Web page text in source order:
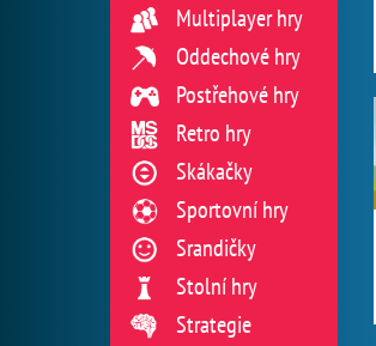
Multiplayer hry
Oddechové hry
Postřehové hry
Retro hry
Skákačky
Sportovní hry
Srandičky
Stolní hry
Strategie